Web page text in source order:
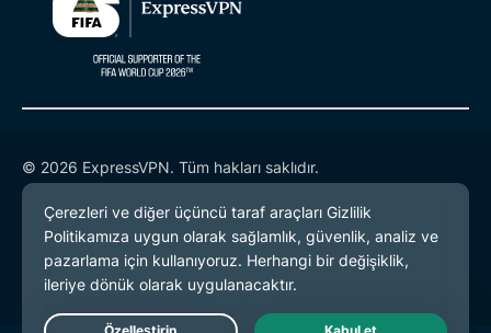
© 2026 ExpressVPN. Tüm hakları saklıdır.
Gizlilik Politikası
Hizmet Koşulları
Çerez Tercihleri